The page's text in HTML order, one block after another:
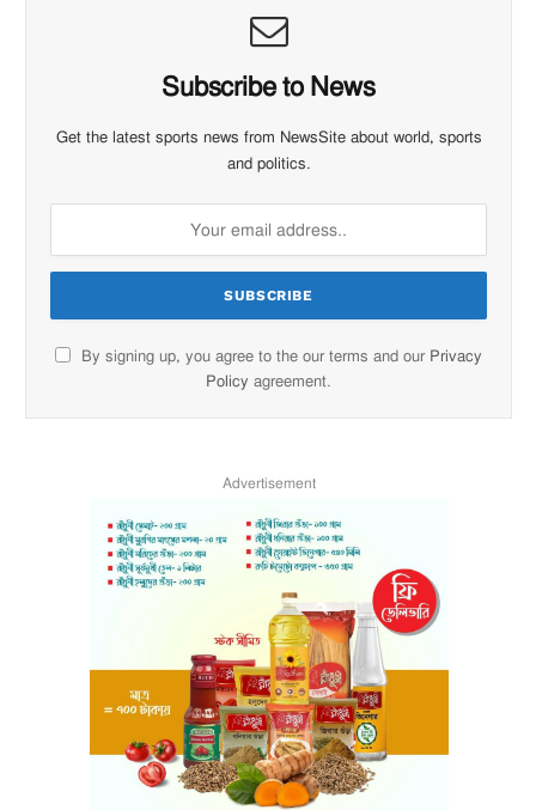
Subscribe to News
Get the latest sports news from NewsSite about world, sports
and politics.
By signing up, you agree to the our terms and our Privacy
Policy agreement.
Advertisement